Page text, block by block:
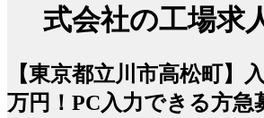
式会社の工場求
【東京都立川市高松町】
万円！PC入力できる方急